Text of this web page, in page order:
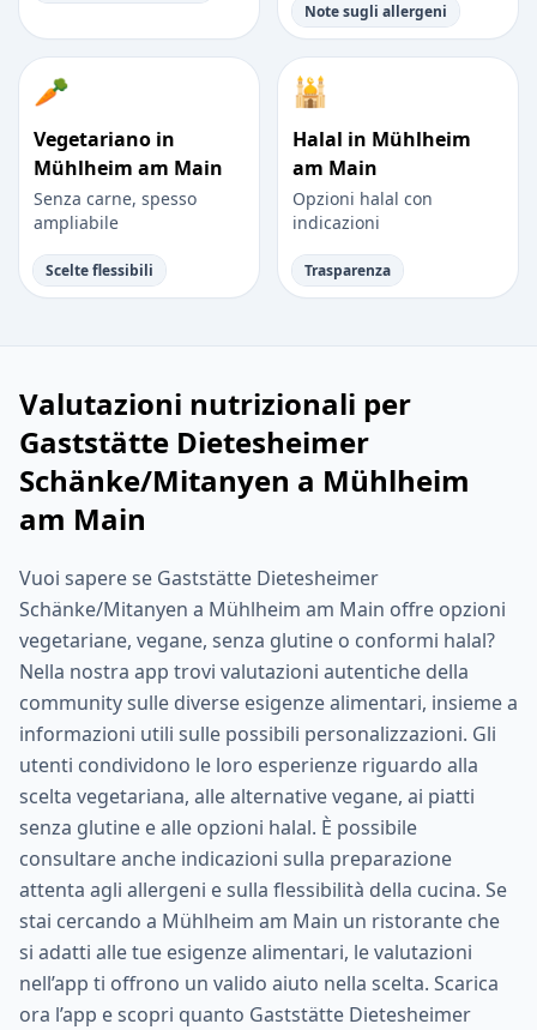
Note sugli allergeni
🥕
Vegetariano in
Mühlheim am Main
Senza carne, spesso
ampliabile
Scelte flessibili
🕌
Halal in Mühlheim
am Main
Opzioni halal con
indicazioni
Trasparenza
Valutazioni nutrizionali per
Gaststätte Dietesheimer
Schänke/Mitanyen a Mühlheim
am Main
Vuoi sapere se Gaststätte Dietesheimer
Schänke/Mitanyen a Mühlheim am Main offre opzioni
vegetariane, vegane, senza glutine o conformi halal?
Nella nostra app trovi valutazioni autentiche della
community sulle diverse esigenze alimentari, insieme a
informazioni utili sulle possibili personalizzazioni. Gli
utenti condividono le loro esperienze riguardo alla
scelta vegetariana, alle alternative vegane, ai piatti
senza glutine e alle opzioni halal. È possibile
consultare anche indicazioni sulla preparazione
attenta agli allergeni e sulla flessibilità della cucina. Se
stai cercando a Mühlheim am Main un ristorante che
si adatti alle tue esigenze alimentari, le valutazioni
nell’app ti offrono un valido aiuto nella scelta. Scarica
ora l’app e scopri quanto Gaststätte Dietesheimer